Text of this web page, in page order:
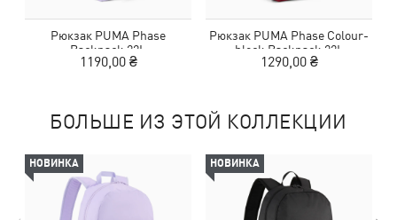
Рюкзак PUMA Phase
Backpack 22L
1190,00 ₴
Рюкзак PUMA Phase Colour-
block Backpack 22L
1290,00 ₴
БОЛЬШЕ ИЗ ЭТОЙ КОЛЛЕКЦИИ
НОВИНКА НОВИНКА